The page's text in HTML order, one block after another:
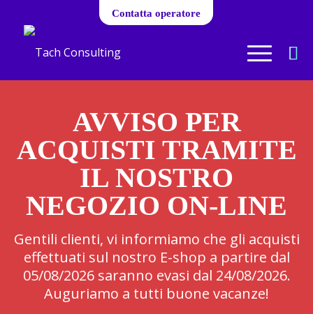
Contatta operatore
AVVISO PER
ACQUISTI TRAMITE
IL NOSTRO
NEGOZIO ON-LINE
Gentili clienti, vi informiamo che gli acquisti
effettuati sul nostro E-shop a partire dal
05/08/2026 saranno evasi dal 24/08/2026.
Auguriamo a tutti buone vacanze!